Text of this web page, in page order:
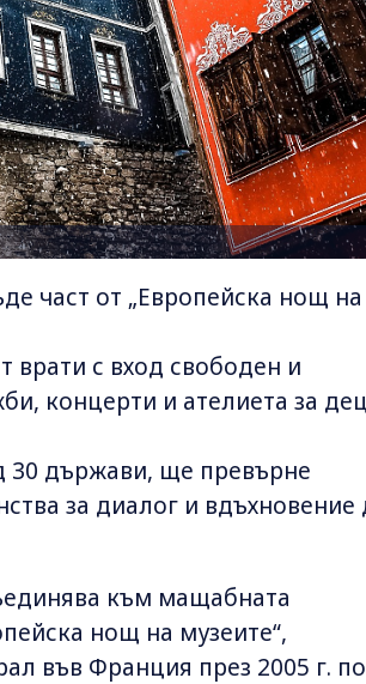
част от „Европейска нощ на
врати с вход свободен и
концерти и ателиета за
30 държави, ще превърне
за диалог и вдъхновение
към мащабната
нощ на музеите“,
във Франция през 2005 г.